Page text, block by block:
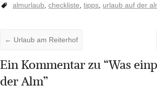
almurlaub ,checkliste ,tipps urlaub auf der
← Urlaub am Reiterhof
Ein Kommentar zu “Was
der Alm”